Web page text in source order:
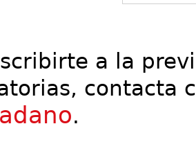
a la
contacta
.